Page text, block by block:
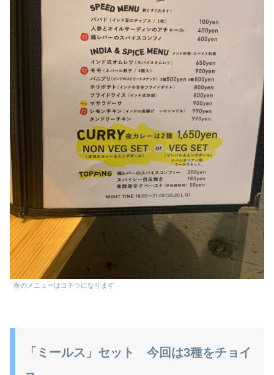
夜のメニューはコチラになります
「ミールス」セット 今回は3種をチョイ